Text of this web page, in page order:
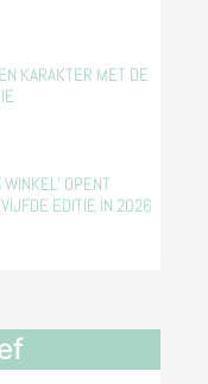
KARAKTER MET DE
OPENT
EDITIE IN 2026